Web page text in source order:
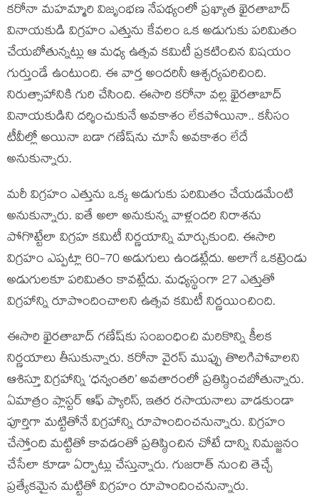
కరోనా మహమ్మారి విజృంభణ నేపథ్యంలో ప్రఖ్యాత ఖైరతాబాద్
వినాయకుడి విగ్రహం ఎత్తును కేవలం ఒక అడుగుకు పరిమితం
చేయబోతున్నట్లు ఆ మధ్య ఉత్సవ కమిటీ ప్రకటించిన విషయం
గుర్తుండే ఉంటుంది. ఈ వార్త అందరినీ ఆశ్చర్యపరిచింది.
నిరుత్సాహానికి గురి చేసింది. ఈసారి కరోనా వల్ల ఖైరతాబాద్
వినాయకుడిని దర్శించుకునే అవకాశం లేకపోయినా.. కనీసం
టీవీల్లో అయినా బడా గణేష్‌ను చూసే అవకాశం లేదే
అనుకున్నారు.
మరీ విగ్రహం ఎత్తును ఒక్క అడుగుకు పరిమితం చేయడమేంటి
అనుకున్నారు. ఐతే అలా అనుకున్న వాళ్లందరి నిరాశను
పోగొట్టేలా విగ్రహ కమిటీ నిర్ణయాన్ని మార్చుకుంది. ఈసారి
విగ్రహం ఎప్పట్లా 60-70 అడుగులు ఉండట్లేదు. అలాగే ఒకట్రెండు
అడుగులకూ పరిమితం కావట్లేదు. మధ్యస్థంగా 27 ఎత్తుతో
విగ్రహాన్ని రూపొందించాలని ఉత్సవ కమిటీ నిర్ణయించింది.
ఈసారి ఖైరతాబాద్ గణేష్‌కు సంబంధించి మరికొన్ని కీలక
నిర్ణయాలు తీసుకున్నారు. కరోనా వైరస్ ముప్పు తొలగిపోవాలని
ఆశిస్తూ విగ్రహాన్ని ‘ధన్వంతరి’ అవతారంలో ప్రతిష్ఠించబోతున్నారు.
ఏమాత్రం ప్లాస్టర్ ఆఫ్ ప్యారిస్, ఇతర రసాయనాలు వాడకుండా
పూర్తిగా మట్టితోనే విగ్రహాన్ని రూపొందించనున్నారు. విగ్రహం
చేస్తోంది మట్టితో కావడంతో ప్రతిష్ఠించిన చోటే దాన్ని నిమజ్జనం
చేసేలా కూడా ఏర్పాట్లు చేస్తున్నారు. గుజరాత్‌ నుంచి తెచ్చే
ప్రత్యేకమైన మట్టితో విగ్రహం రూపొందించనున్నారు.